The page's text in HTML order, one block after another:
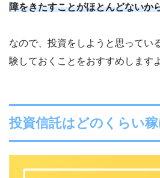
障をきたすことがほとんどないか
なので、投資をしようと思ってい
験しておくことをおすすめします
投資信託はどのくらい稼